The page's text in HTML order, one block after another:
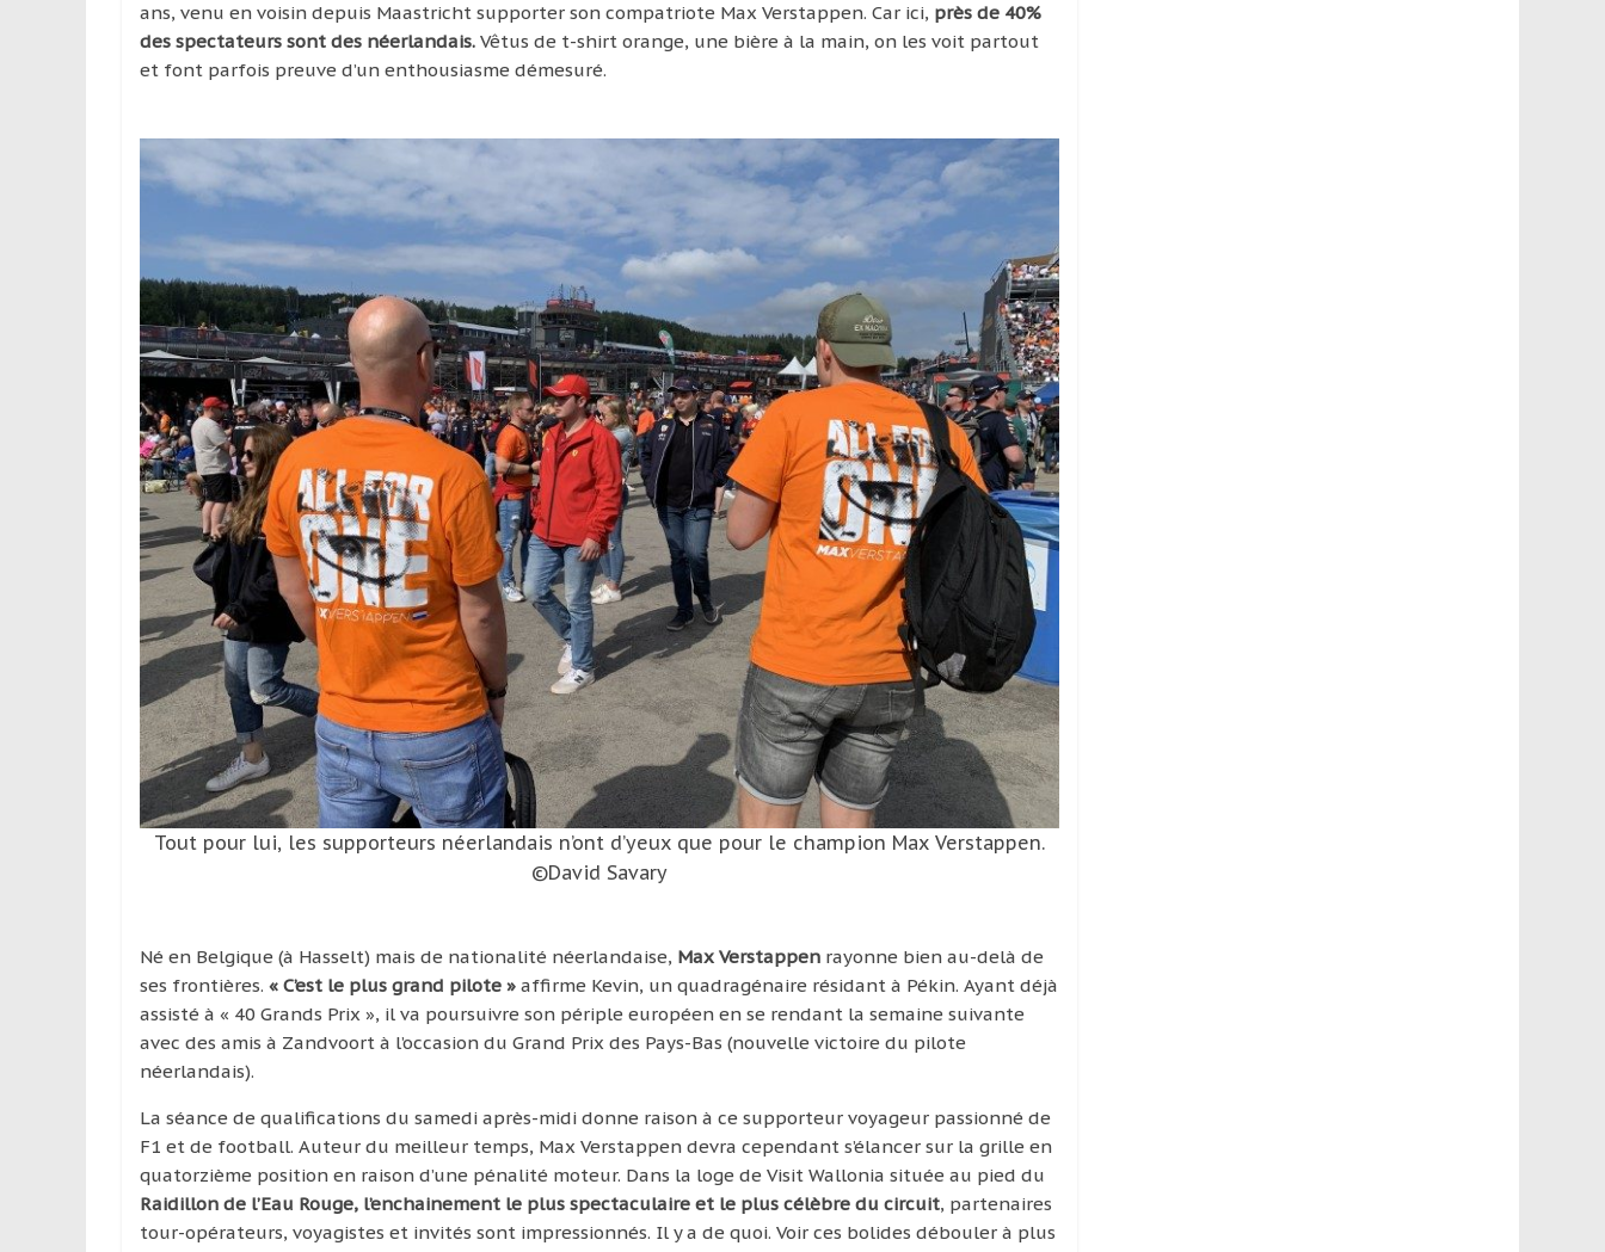
ans, venu en voisin depuis Maastricht supporter son compatriote Max Verstappen. Car ici, près de 40%
des spectateurs sont des néerlandais. Vêtus de t-shirt orange, une bière à la main, on les voit partout
et font parfois preuve d’un enthousiasme démesuré.
Tout pour lui, les supporteurs néerlandais n’ont d’yeux que pour le champion Max Verstappen.
©David Savary
Né en Belgique (à Hasselt) mais de nationalité néerlandaise, Max Verstappen rayonne bien au-delà de
ses frontières. « C’est le plus grand pilote » affirme Kevin, un quadragénaire résidant à Pékin. Ayant déjà
assisté à « 40 Grands Prix », il va poursuivre son périple européen en se rendant la semaine suivante
avec des amis à Zandvoort à l’occasion du Grand Prix des Pays-Bas (nouvelle victoire du pilote
néerlandais).
La séance de qualifications du samedi après-midi donne raison à ce supporteur voyageur passionné de
F1 et de football. Auteur du meilleur temps, Max Verstappen devra cependant s’élancer sur la grille en
quatorzième position en raison d’une pénalité moteur. Dans la loge de Visit Wallonia située au pied du
Raidillon de l’Eau Rouge, l’enchainement le plus spectaculaire et le plus célèbre du circuit, partenaires
tour-opérateurs, voyagistes et invités sont impressionnés. Il y a de quoi. Voir ces bolides débouler à plus